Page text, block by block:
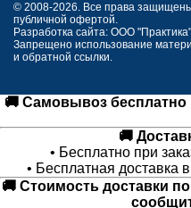
© 2008-2026. Все права
публичной офертой.
Разработка сайта: ООО
Запрещено использование
и обратной ссылки.
🚚 Самовывоз бесплатно
🚚
• Бесплатно при
• Бесплатная доставка
🚚 Стоимость доставки